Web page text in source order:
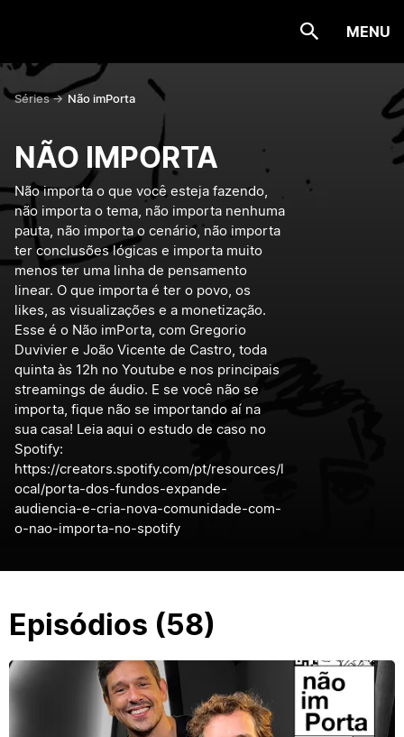
MENU
Séries -> Não imPorta
NÃO IMPORTA
Não importa o que você esteja fazendo,
não importa o tema, não importa nenhuma
pauta, não importa o cenário, não importa
ter conclusões lógicas e importa muito
menos ter uma linha de pensamento
linear. O que importa é ter o povo, os
likes, as visualizações e a monetização.
Esse é o Não imPorta, com Gregorio
Duvivier e João Vicente de Castro, toda
quinta às 12h no Youtube e nos principais
streamings de áudio. E se você não se
importa, fique não se importando aí na
sua casa! Leia aqui o estudo de caso no
Spotify:
https://creators.spotify.com/pt/resources/l
ocal/porta-dos-fundos-expande-
audiencia-e-cria-nova-comunidade-com-
o-nao-importa-no-spotify
Episódios (58)